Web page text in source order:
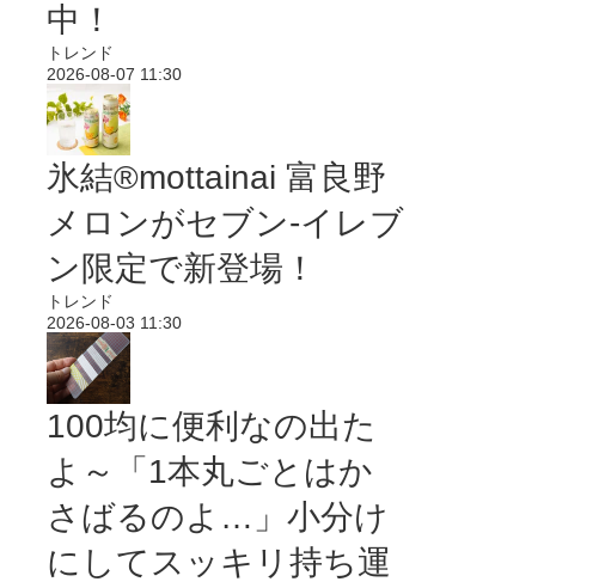
中！
トレンド
2026-08-07 11:30
氷結®mottainai 富良野
メロンがセブン‐イレブ
ン限定で新登場！
トレンド
2026-08-03 11:30
100均に便利なの出た
よ～「1本丸ごとはか
さばるのよ…」小分け
にしてスッキリ持ち運